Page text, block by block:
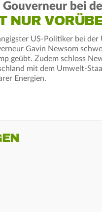
bei
NUR
US-Politiker bei
Gavin Newsom
geübt. Zudem schloss
mit dem Umwelt-
Energien.